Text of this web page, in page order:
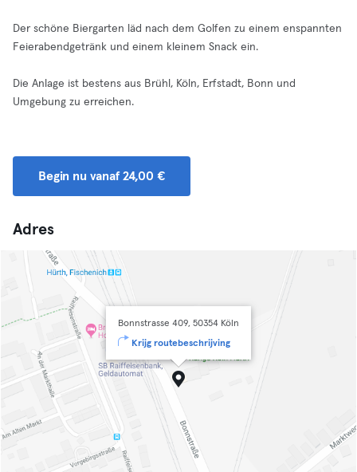
Der schöne Biergarten läd nach dem Golfen zu einem enspannten
Feierabendgetränk und einem kleinem Snack ein.
Die Anlage ist bestens aus Brühl, Köln, Erfstadt, Bonn und
Umgebung zu erreichen.
Begin nu vanaf 24,00 €
Adres
Bonnstrasse 409, 50354 Köln
Krijg routebeschrijving